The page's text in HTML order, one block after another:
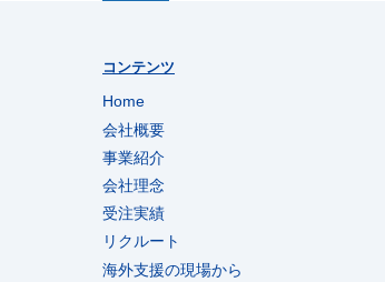
コンテンツ
Home
会社概要
事業紹介
会社理念
受注実績
リクルート
海外支援の現場から